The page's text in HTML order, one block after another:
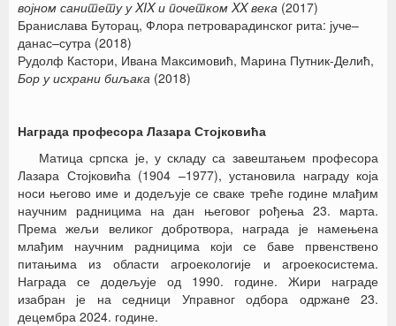
војном санитету у XIX и почетком XX века (2017)
Бранислава Буторац, Флора петроварадинског рита: јуче–
данас–сутра (2018)
Рудолф Кастори, Ивана Максимовић, Марина Путник-Делић,
Бор у исхрани биљака (2018)
Награда професора Лазара Стојковића
Матица српска је, у складу са завештањем професора
Лазара Стојковића (1904 –1977), установила награду која
носи његово име и додељује се сваке треће године млађим
научним радницима на дан његовог рођења 23. марта.
Према жељи великог добротвора, награда је намењена
млађим научним радницима који се баве првенствено
питањима из области агроекологије и агроекосистема.
Награда се додељује од 1990. године. Жири награде
изабран је на седници Управног одбора одржанe 23.
децембра 2024. године.